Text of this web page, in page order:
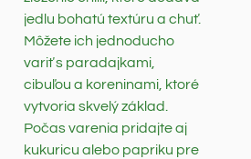
jedlu bohatú textúru a chuť.
Môžete ich jednoducho
variť s paradajkami,
cibuľou a koreninami, ktoré
vytvoria skvelý základ.
Počas varenia pridajte aj
kukuricu alebo papriku pre